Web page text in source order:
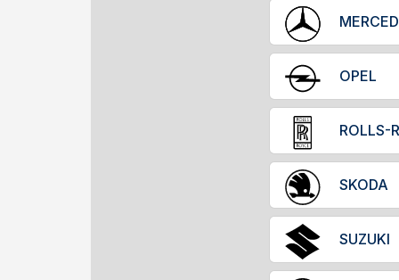
OPEL
ROLLS-
SKODA
SUZUKI